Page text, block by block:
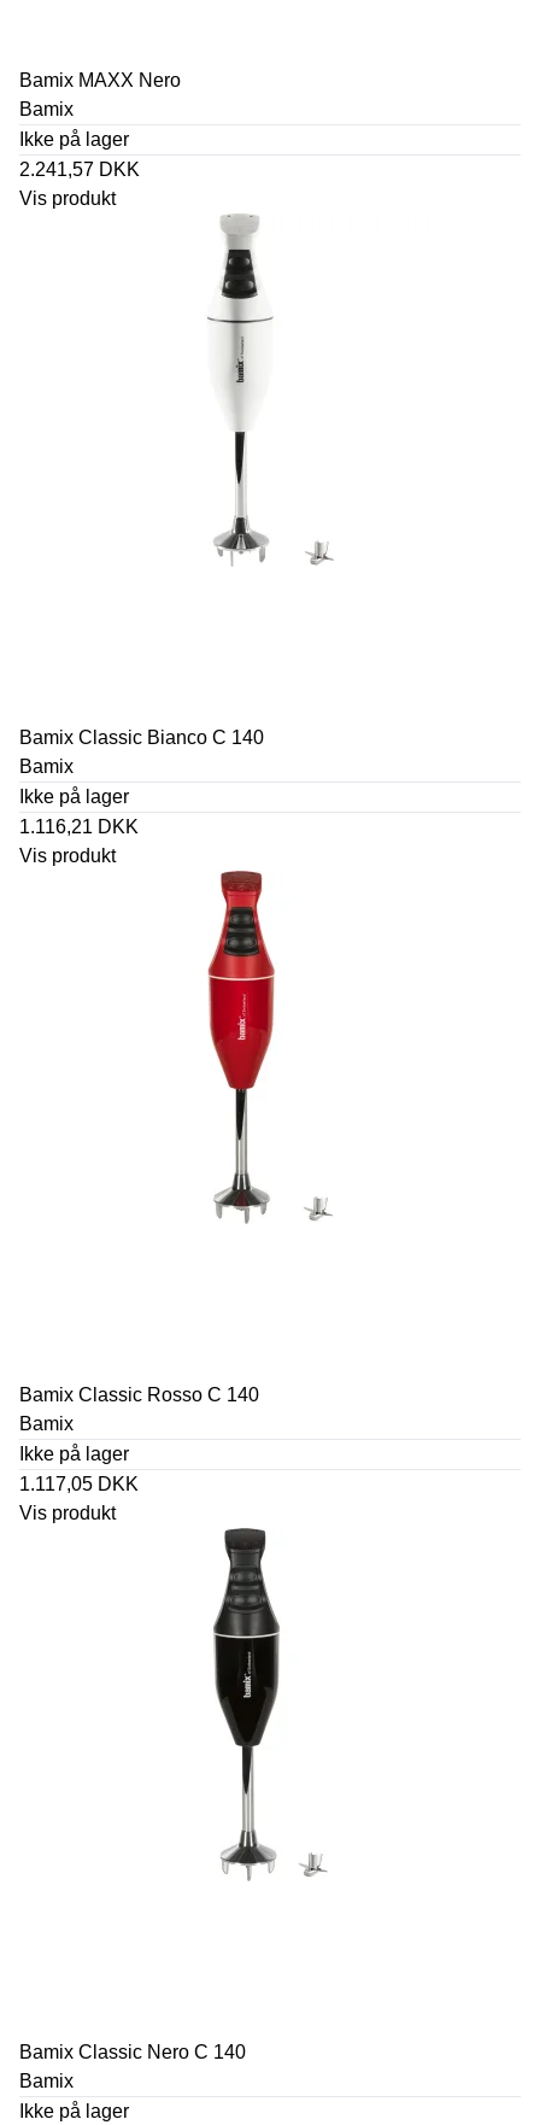
Bamix MAXX Nero
Bamix
Ikke på lager
2.241,57 DKK
Vis produkt
Bamix Classic Bianco C 140
Bamix
Ikke på lager
1.116,21 DKK
Vis produkt
Bamix Classic Rosso C 140
Bamix
Ikke på lager
1.117,05 DKK
Vis produkt
Bamix Classic Nero C 140
Bamix
Ikke på lager